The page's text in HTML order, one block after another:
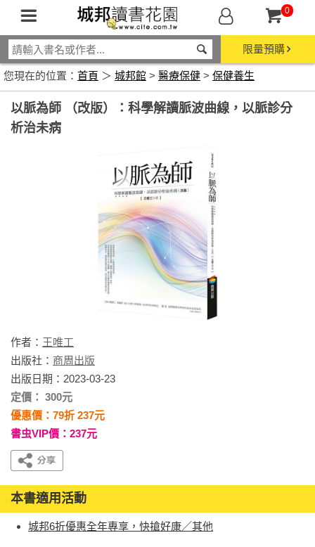
0
限量預購
您現在的位置： 首頁 ＞ 城邦館 > 醫療保健 > 保健養生
以脈為師 （改版）：科學解讀脈波曲線，以脈診分
析治未病
作者： 王唯工
出版社： 商周出版
出版日期：2023-03-23
定價： 300元
優惠價：79折 237元
書虫VIP價：237元
本書適用活動
城邦6折優惠全年專享，快搶好康／其他